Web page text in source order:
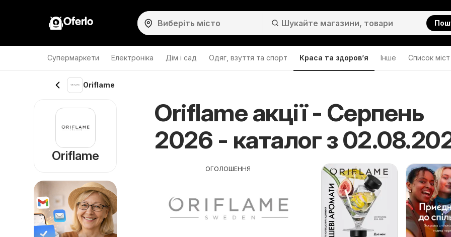
Oferlo
Супермаркети Електроніка Дім і сад Одяг, взуття та спорт Краса та здоров’я Інше Cписок міст
Oriflame
Oriflame акції - Серпень
2026 - каталог з
ОГОЛОШЕННЯ
Oriflame